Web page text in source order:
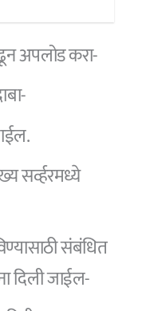
अपलोड करा-
सर्व्हरमध्ये
संबंधित
दिली जाईल-